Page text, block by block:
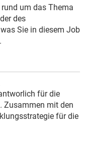
um das Thema
des
Sie in diesem Job
für die
Zusammen mit den
für die